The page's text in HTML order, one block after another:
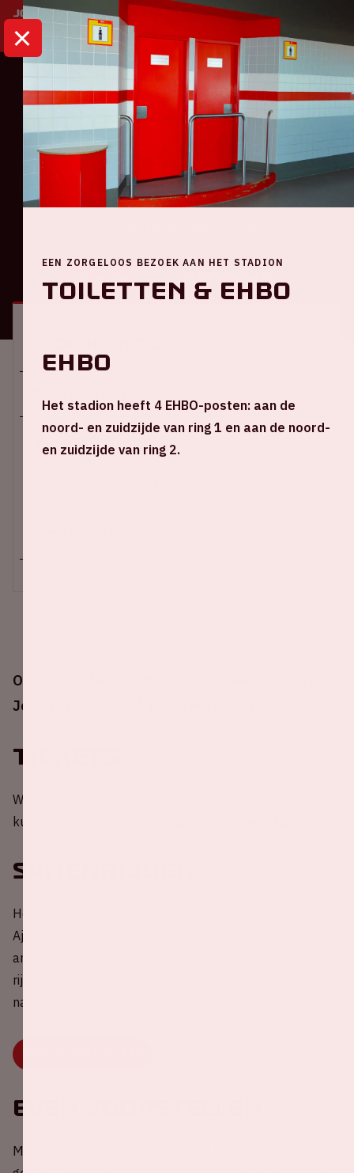
HOME KALENDER AJAX - FEYENOORD
Eredivisie
Ajax - Feyenoord
Op zondag 14 december 2025 speelt Ajax in de
Johan Cruijff ArenA tegen Feyenoord.
Tickets
Wil je aanwezig zijn bij een thuiswedstrijd van Ajax? Je
kunt je tickets bestellen via
Samenrijden
Help mee met het reduceren van CO2-uitstoot rondom
Ajax - Feyenoord! Deel nu jouw lege autostoel(en) met
andere fans of kies een rit uit om mee te rijden. Samen
rijden is veel gezelliger, beter voor je portemonnee én
natuurlijk het milieu. Druk snel op onderstaande knop.
Even voorstellen
Met De Kuip als thuisstadion heeft Feyenoord een rijke
EEN ZORGELOOS BEZOEK AAN HET STADION
Toiletten & EHBO
EHBO
Het stadion heeft 4 EHBO-posten: aan de
noord- en zuidzijde van ring 1 en aan de noord-
en zuidzijde van ring 2.